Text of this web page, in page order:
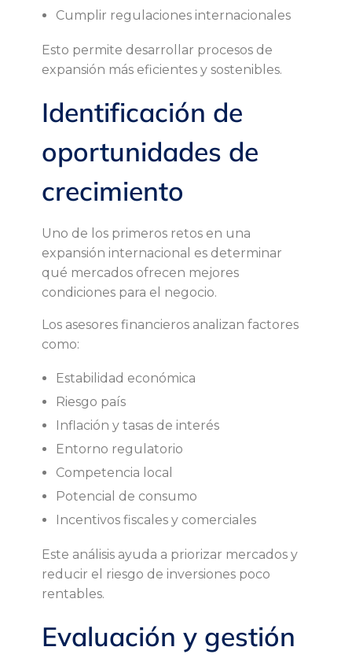
ó
n
d
e
n
e
g
o
c
o
s
n
e
Cumplir regulaciones internacionales
Esto permite desarrollar procesos de
expansión más eficientes y sostenibles.
Identificación de
oportunidades de
crecimiento
Uno de los primeros retos en una
expansión internacional es determinar
qué mercados ofrecen mejores
condiciones para el negocio.
Los asesores financieros analizan factores
como:
Estabilidad económica
Riesgo país
Inflación y tasas de interés
Entorno regulatorio
Competencia local
Potencial de consumo
Incentivos fiscales y comerciales
Este análisis ayuda a priorizar mercados y
reducir el riesgo de inversiones poco
rentables.
Evaluación y gestión